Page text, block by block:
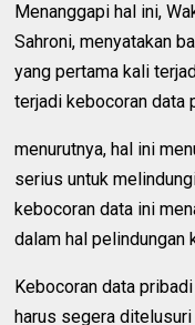
Menanggapi hal ini,
Sahroni, menyatakan
yang pertama kali
terjadi kebocoran
menurutnya, hal ini
serius untuk
kebocoran data ini
dalam hal pelindungan
Kebocoran data
harus segera